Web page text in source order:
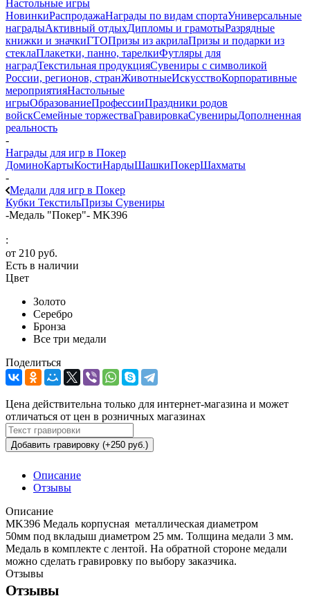
Настольные игры
НовинкиРаспродажаНаграды по видам спортаУниверсальные
наградыАктивный отдыхДипломы и грамотыРазрядные
книжки и значкиГТОПризы из акрилаПризы и подарки из
стеклаПлакетки, панно, тарелкиФутляры для
наградТекстильная продукцияСувениры с символикой
России, регионов, странЖивотныеИскусствоКорпоративные
мероприятияНастольные
игрыОбразованиеПрофессииПраздники родов
войскСемейные торжестваГравировкаСувенирыДополненная
реальность
-
Награды для игр в Покер
ДоминоКартыКостиНардыШашкиПокерШахматы
-
Медали для игр в Покер
Кубки ТекстильПризы Сувениры
-Медаль "Покер"- MK396
:
от 210 руб.
Есть в наличии
Цвет
Золото
Серебро
Бронза
Все три медали
Поделиться
Цена действительна только для интернет-магазина и может
отличаться от цен в розничных магазинах
Добавить гравировку (+250 руб.)
Описание
Отзывы
Описание
MK396 Медаль корпусная металлическая диаметром
50мм под вкладыш диаметром 25 мм. Толщина медали 3 мм.
Медаль в комплекте с лентой. На обратной стороне медали
можно сделать гравировку по выбору заказчика.
Отзывы
Отзывы